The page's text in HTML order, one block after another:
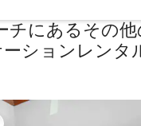
チにあるその
ションレンタ